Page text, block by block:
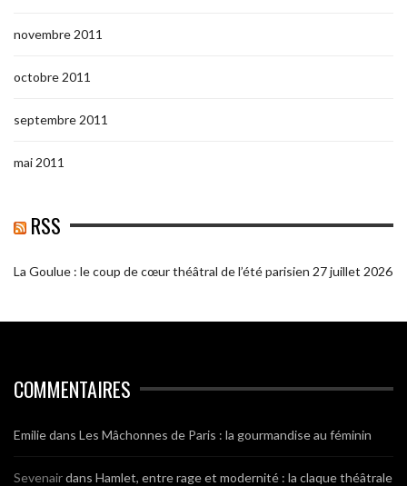
novembre 2011
octobre 2011
septembre 2011
mai 2011
RSS
La Goulue : le coup de cœur théâtral de l’été parisien 27 juillet 2026
COMMENTAIRES
Emiliedans Les Mâchonnes de Paris : la gourmandise au féminin
Sevenairdans Hamlet, entre rage et modernité : la claque théâtrale